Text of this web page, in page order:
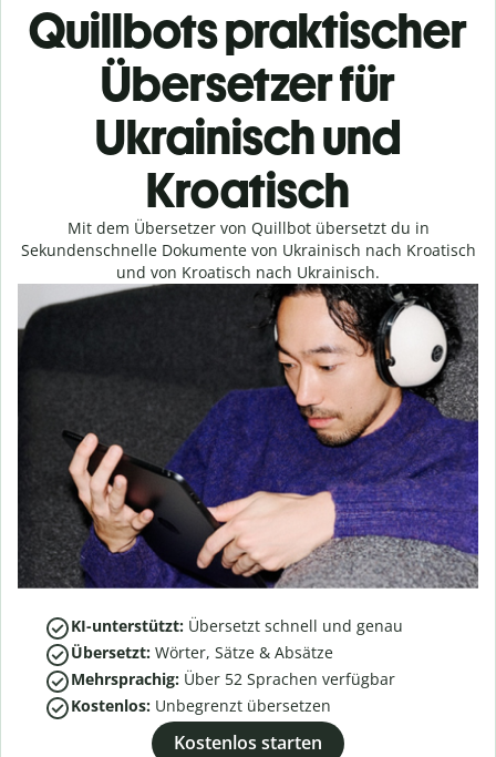
Quillbots praktischer
Übersetzer für
Ukrainisch und
Kroatisch
Mit dem Übersetzer von Quillbot übersetzt du in
Sekundenschnelle Dokumente von Ukrainisch nach Kroatisch
und von Kroatisch nach Ukrainisch.
KI-unterstützt: Übersetzt schnell und genau
Übersetzt: Wörter, Sätze & Absätze
Mehrsprachig: Über 52 Sprachen verfügbar
Kostenlos: Unbegrenzt übersetzen
Kostenlos starten